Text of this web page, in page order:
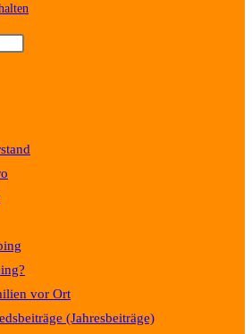
vor Ort
(Jahresbeiträge)